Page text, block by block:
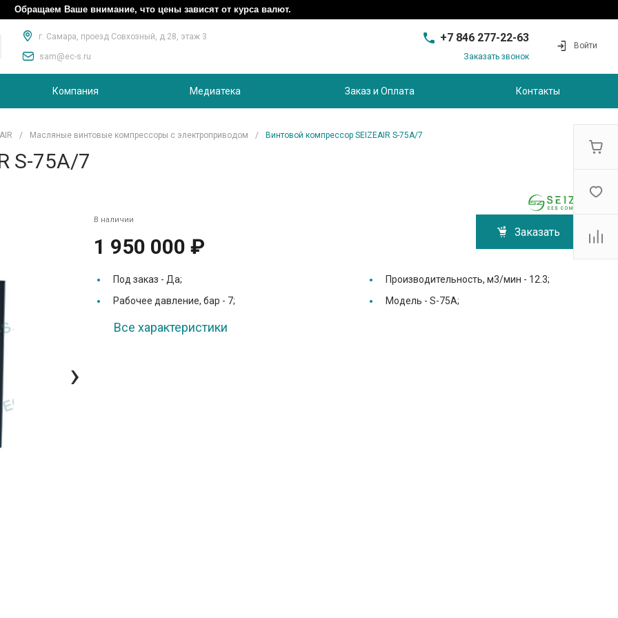
Обращаем Ваше внимание, что цены зависят от курса валют.
г. Самара, проезд Совхозный, д.28, этаж 3
sam@ec-s.ru
+7 846 277-22-63
+7 846 277-22-63
Совхозный, д.28, этаж 3
Заказать звонок
Войти
Компания Медиатека Заказ и Оплата Контакты
/ Масляные винтовые компрессоры с электроприводом / Винтовой компрессор SEIZEAIR S-75A/7
S-75A/7
›
В наличии
1 950 000 ₽
Заказать
Под заказ - Да; Производительность, м3/мин - 12.3;
Рабочее давление, бар - 7; Модель -S-75A;
Все характеристики